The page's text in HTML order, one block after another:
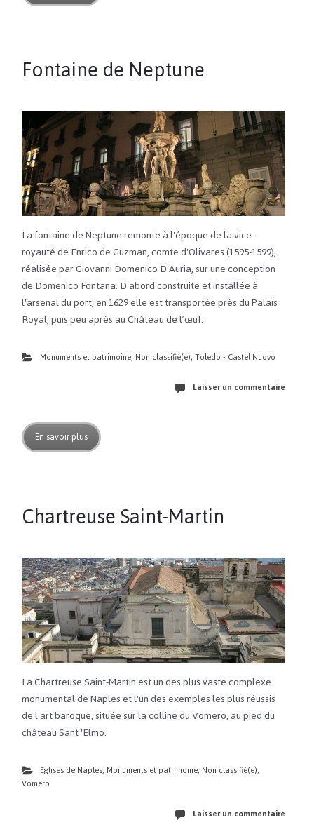
Fontaine de Neptune
La fontaine de Neptune remonte à l'époque de la vice-
royauté de Enrico de Guzman, comte d'Olivares (1595-1599),
réalisée par Giovanni Domenico D'Auria, sur une conception
de Domenico Fontana. D'abord construite et installée à
l'arsenal du port, en 1629 elle est transportée près du Palais
Royal, puis peu après au Château de l’œuf.
Monuments et patrimoine, Non classifié(e),Toledo - Castel Nuovo
Laisser un commentaire
En savoir plus
Chartreuse Saint-Martin
La Chartreuse Saint-Martin est un des plus vaste complexe
monumental de Naples et l'un des exemples les plus réussis
de l'art baroque, située sur la colline du Vomero, au pied du
château Sant 'Elmo.
Eglises de Naples, Monuments et patrimoine, Non classifié(e),
Vomero
Laisser un commentaire